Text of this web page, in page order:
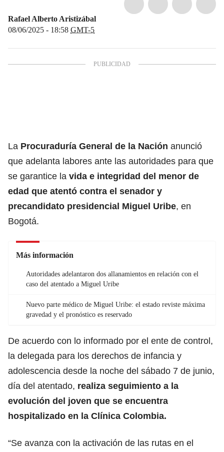
Rafael Alberto Aristizábal
08/06/2025 - 18:58 GMT-5
La Procuraduría General de la Nación anunció
que adelanta labores ante las autoridades para que
se garantice la vida e integridad del menor de
edad que atentó contra el senador y
precandidato presidencial Miguel Uribe, en
Bogotá.
Más información
Autoridades adelantaron dos allanamientos en relación con el
caso del atentado a Miguel Uribe
Nuevo parte médico de Miguel Uribe: el estado reviste máxima
gravedad y el pronóstico es reservado
De acuerdo con lo informado por el ente de control,
la delegada para los derechos de infancia y
adolescencia desde la noche del sábado 7 de junio,
día del atentado, realiza seguimiento a la
evolución del joven que se encuentra
hospitalizado en la Clínica Colombia.
“Se avanza con la activación de las rutas en el